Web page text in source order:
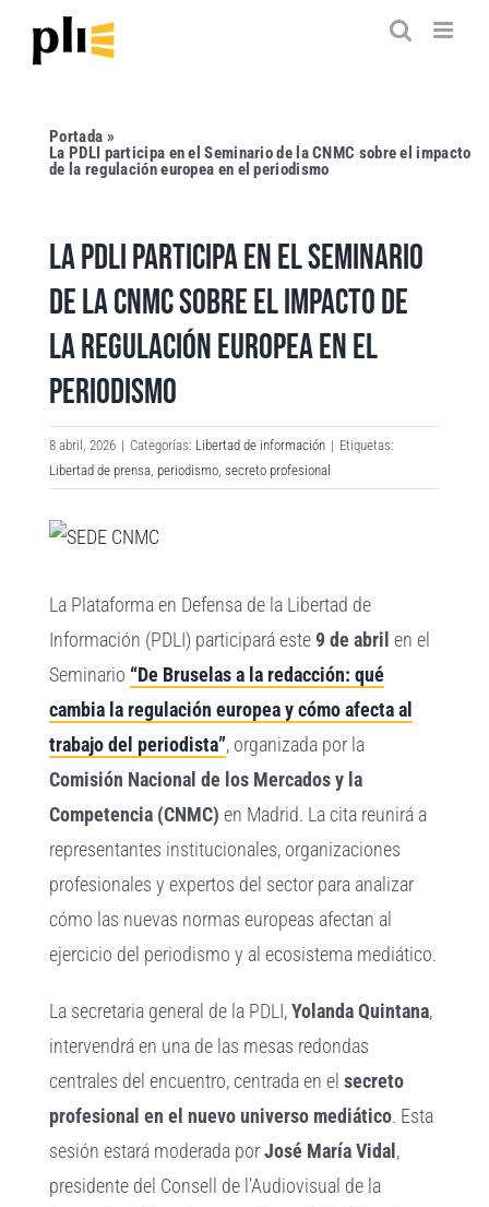
Portada »
La PDLI participa en el Seminario de la CNMC sobre el impacto
de la regulación europea en el periodismo
LA PDLI PARTICIPA EN EL SEMINARIO
DE LA CNMC SOBRE EL IMPACTO DE
LA REGULACIÓN EUROPEA EN EL
PERIODISMO
8 abril, 2026 | Categorías: Libertad de información | Etiquetas:
Libertad de prensa periodismo ,secreto profesional
Ver
más
grande
La Plataforma en Defensa de la Libertad de
Información (PDLI) participará este9 de abril en el
Seminario “De Bruselas a la redacción: qué
cambia la regulación europea y cómo afecta al
trabajo del periodista”, organizada por la
Comisión Nacional de los Mercados y la
Competencia (CNMC) en Madrid. La cita reunirá a
representantes institucionales, organizaciones
profesionales y expertos del sector para analizar
cómo las nuevas normas europeas afectan al
ejercicio del periodismo y al ecosistema mediático.
La secretaria general de la PDLI,Yolanda Quintana,
intervendrá en una de las mesas redondas
centrales del encuentro, centrada en elsecreto
profesional en el nuevo universo mediático. Esta
sesión estará moderada porJosé María Vidal ,
presidente del Consell de l’Audiovisual de la